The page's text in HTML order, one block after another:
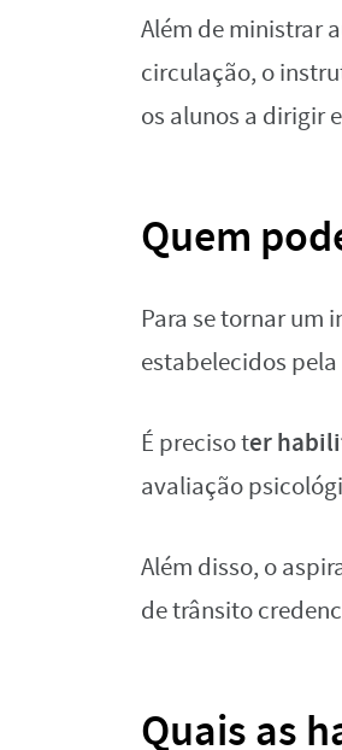
Além de ministrar
circulação, o
os alunos a dirigir
Quem
Para se tornar um
estabelecidos
É preciso ter
avaliação
Além disso, o
de trânsito
Quais as